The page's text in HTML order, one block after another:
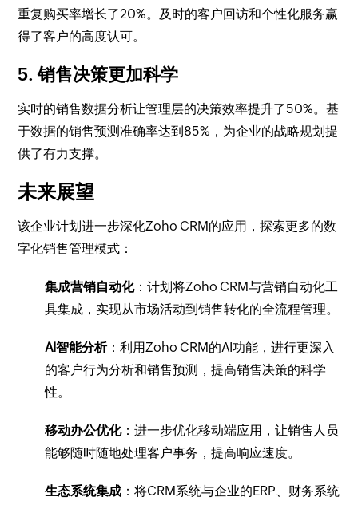
重复购买率增长了20%。及时的客户回访和个性化服务赢
得了客户的高度认可。
5. 销售决策更加科学
实时的销售数据分析让管理层的决策效率提升了50%。基
于数据的销售预测准确率达到85%，为企业的战略规划提
供了有力支撑。
未来展望
该企业计划进一步深化Zoho CRM的应用，探索更多的数
字化销售管理模式：
集成营销自动化：计划将Zoho CRM与营销自动化工
具集成，实现从市场活动到销售转化的全流程管理。
AI智能分析：利用Zoho CRM的AI功能，进行更深入
的客户行为分析和销售预测，提高销售决策的科学
性。
移动办公优化：进一步优化移动端应用，让销售人员
能够随时随地处理客户事务，提高响应速度。
生态系统集成 ：将CRM系统与企业的ERP、财务系统